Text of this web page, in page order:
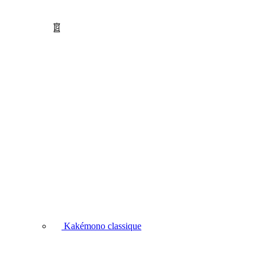
Kakémono classique